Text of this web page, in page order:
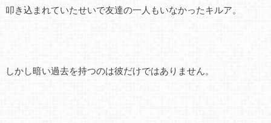
叩き込まれていたせいで友達の一人もいなかったキルア。
しかし暗い過去を持つのは彼だけではありません。